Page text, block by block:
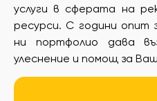
услуги в сферата на
ресурси. С години опит
ни портфолио дава
улеснение и помощ за